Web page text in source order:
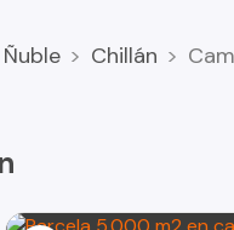
Ñuble Chillán